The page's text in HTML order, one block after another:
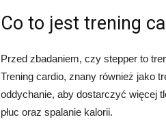
Co to jest trening
Przed zbadaniem, czy stepper to
Trening cardio, znany również jako
oddychanie, aby dostarczyć więcej
płuc oraz spalanie kalorii.